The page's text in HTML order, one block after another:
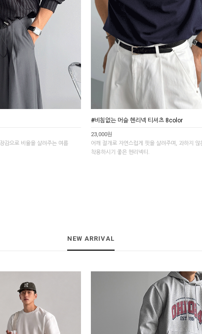
감으로 비율을 살려주는 여름
#비침없는 머슬 헨리넥 티셔츠 8color
23,000원
어깨 절개로 자연스럽게 핏을 살려주며, 과하지 않
착용하시기 좋은 헨리넥티.
NEW ARRIVAL